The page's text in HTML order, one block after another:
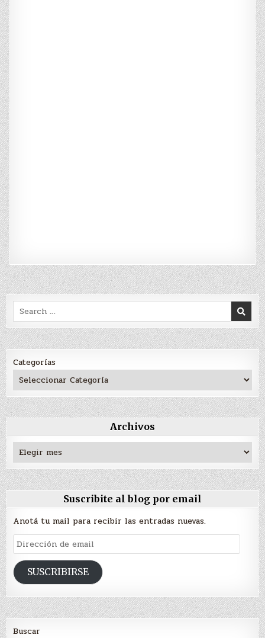
Search
for:
Categorías
Archivos
Archivos
Suscribite al blog por email
Anotá tu mail para recibir las entradas nuevas.
Dirección
de
emailSUSCRIBIRSE
Buscar